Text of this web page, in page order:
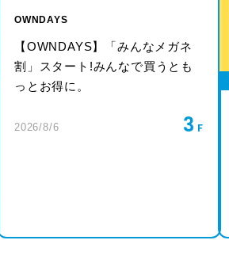
OWNDAYS
【OWNDAYS】「みんなメガネ
割」スタート!みんなで買うとも
っとお得に。
2026/8/6 3